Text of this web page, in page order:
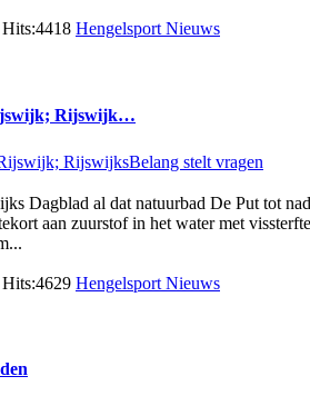
Hengelsport Nieuws
Rijswijk…
Dagblad al dat natuurbad De Put tot
aan zuurstof in het water met
Hengelsport Nieuws